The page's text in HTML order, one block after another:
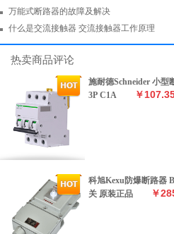
万能式断路器的故障及解决
什么是交流接触器 交流接触器工作原理
热卖商品评论
施耐德Schneider 小型
3P C1A
￥
科旭Kexu防爆断路器
关 原装正品
￥